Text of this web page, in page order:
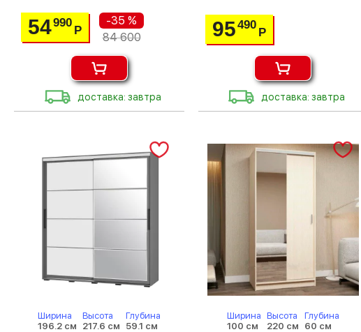
54990
Р
-35 %
84 600
доставка: завтра
95490
Р
доставка: завтра
Ширина
196.2 см
Высота
217.6 см
Глубина
59.1 см
Ширина
100 см
Высота
220 см
Глубина
60 см